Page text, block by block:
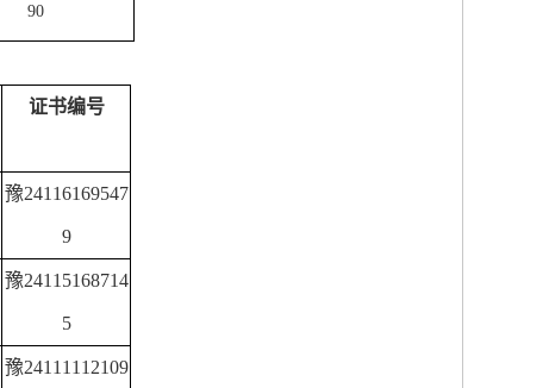
90
证书编号
豫24116169547
9
豫24115168714
5
豫24111112109